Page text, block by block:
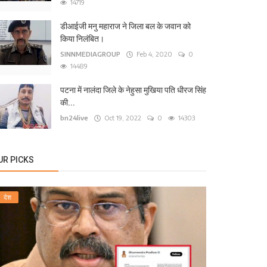
14719
डीआईजी मनु महाराज ने जिला बल के जवान को
किया निलंबित।
SINNMEDIAGROUP Feb 4, 2020
0
14489
पटना में नालंदा जिले के नेहुसा मुखिया पति धीरज सिंह
की...
bn24live Oct 19, 2022 0 14303
PICKS
देश